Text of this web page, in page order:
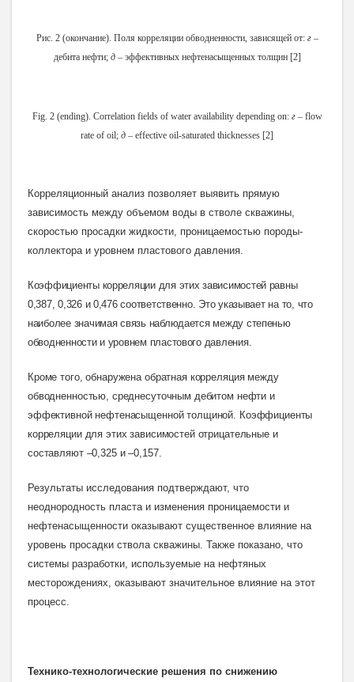
Рис. 2 (окончание). Поля корреляции обводненности, зависящей от: г –
дебита нефти; д– эффективных нефтенасыщенных толщин [2]
Fig. 2 (ending). Correlation fields of water availability depending on: г – flow
rate of oil; д – effective oil-saturated thicknesses [2]
Корреляционный анализ позволяет выявить прямую
зависимость между объемом воды в стволе скважины,
скоростью просадки жидкости, проницаемостью породы-
коллектора и уровнем пластового давления.
Коэффициенты корреляции для этих зависимостей равны
0,387, 0,326 и 0,476 соответственно. Это указывает на то, что
наиболее значимая связь наблюдается между степенью
обводненности и уровнем пластового давления.
Кроме того, обнаружена обратная корреляция между
обводненностью, среднесуточным дебитом нефти и
эффективной нефтенасыщенной толщиной. Коэффициенты
корреляции для этих зависимостей отрицательные и
составляют –0,325 и –0,157.
Результаты исследования подтверждают, что
неоднородность пласта и изменения проницаемости и
нефтенасыщенности оказывают существенное влияние на
уровень просадки ствола скважины. Также показано, что
системы разработки, используемые на нефтяных
месторождениях, оказывают значительное влияние на этот
процесс.
Технико-технологические решения по снижению